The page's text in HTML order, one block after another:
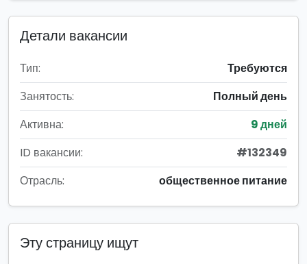
Детали вакансии
Тип:
Требуются
Занятость:
Полный день
Активна:
9 дней
ID вакансии:
#132349
Отрасль:
общественное питание
Эту страницу ищут